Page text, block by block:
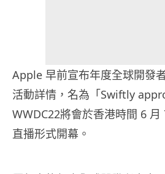
Apple 早前宣布年度全球開發
活動詳情，名為「Swiftly
WWDC22將會於香港時間 6
直播形式開幕。